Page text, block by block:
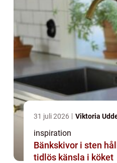
31 juli 2026 Viktoria
inspiration
Bänkskivor i sten hållbar funktion och
tidlös känsla i köket